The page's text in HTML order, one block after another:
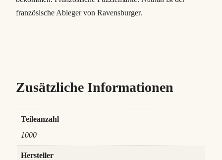
s
M
französische Ableger von Ravensburger.
Zusätzliche Informationen
Teileanzahl
1000
Hersteller